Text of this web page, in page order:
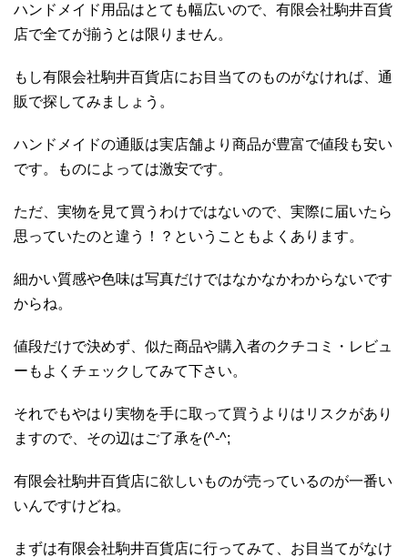
ハンドメイド用品はとても幅広いので、有限会社駒井百貨
店で全てが揃うとは限りません。
もし有限会社駒井百貨店にお目当てのものがなければ、通
販で探してみましょう。
ハンドメイドの通販は実店舗より商品が豊富で値段も安い
です。ものによっては激安です。
ただ、実物を見て買うわけではないので、実際に届いたら
思っていたのと違う！？ということもよくあります。
細かい質感や色味は写真だけではなかなかわからないです
からね。
値段だけで決めず、似た商品や購入者のクチコミ・レビュ
ーもよくチェックしてみて下さい。
それでもやはり実物を手に取って買うよりはリスクがあり
ますので、その辺はご了承を(^-^;
有限会社駒井百貨店に欲しいものが売っているのが一番い
いんですけどね。
まずは有限会社駒井百貨店に行ってみて、お目当てがなけ